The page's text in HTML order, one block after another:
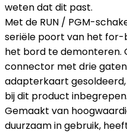
weten dat dit past.
Met de RUN / PGM-
seriële poort van het
het bord te demonteren.
connector met drie gaten
adapterkaart
bij dit product inbegrepen.
Gemaakt van
duurzaam in gebruik,